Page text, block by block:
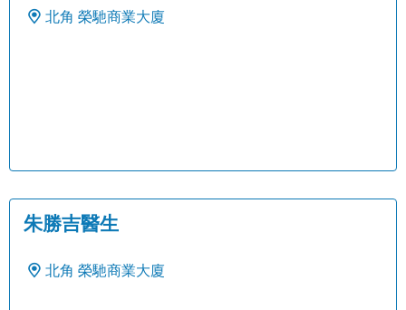
北角 榮馳商業大廈
朱勝吉醫生
北角 榮馳商業大廈